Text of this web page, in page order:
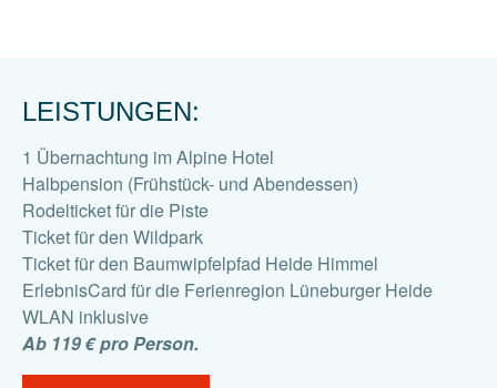
LEISTUNGEN:
1 Übernachtung im Alpine Hotel
Halbpension (Frühstück- und Abendessen)
Rodelticket für die Piste
Ticket für den Wildpark
Ticket für den Baumwipfelpfad Heide Himmel
ErlebnisCard für die Ferienregion Lüneburger Heide
WLAN inklusive
Ab 119 € pro Person.